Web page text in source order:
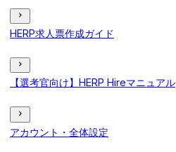
HERP求人票作成ガイド
【選考官向け】HERP Hireマニュアル
アカウント・全体設定